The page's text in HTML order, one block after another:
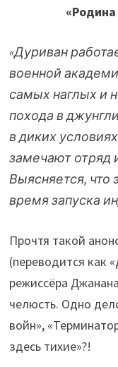
«Дуриван
военной
самых наглых и
похода в
в диких
замечают отряд
Выясняется, что
время запуска
Прочтя такой
(переводится как
режиссёра
челюсть. Одно
войн»,
здесь тихие»?!